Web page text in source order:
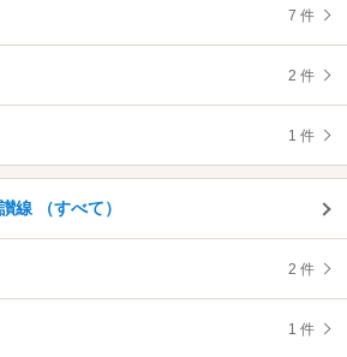
7 件
2 件
1 件
線 （すべて）
2 件
1 件